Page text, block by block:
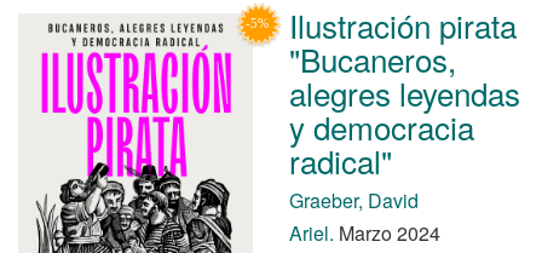
Ilustración pirata
"Bucaneros,
alegres leyendas
y democracia
radical"
Graeber, David
Ariel. Marzo 2024